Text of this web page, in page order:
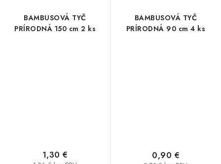
BAMBUSOVÁ TYČ
PRÍRODNÁ 150 cm 2 ks
1,30 €
BAMBUSOVÁ TYČ
PRÍRODNÁ 90 cm 4 ks
0,90 €